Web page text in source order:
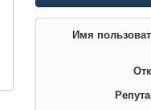
Имя